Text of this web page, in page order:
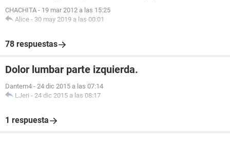
CHACHITA - 19 mar 2012 a las 15:25
Alice - 30 may 2019 a las 00:01
78 respuestas
Dolor lumbar parte izquierda.
Dantem4 - 24 dic 2015 a las 07:14
LJeri - 24 dic 2015 a las 08:17
1 respuesta